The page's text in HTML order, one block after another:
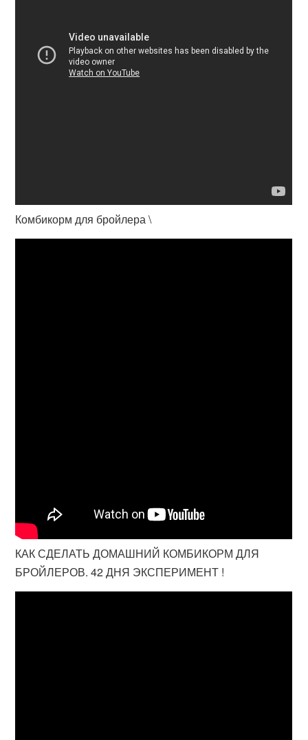
Комбикорм для бройлера \
КАК СДЕЛАТЬ ДОМАШНИЙ КОМБИКОРМ ДЛЯ
БРОЙЛЕРОВ. 42 ДНЯ ЭКСПЕРИМЕНТ !